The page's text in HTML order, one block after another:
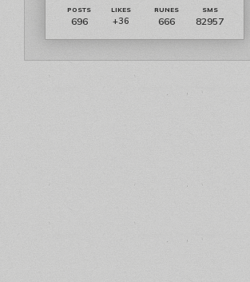
696 +36 666 82957